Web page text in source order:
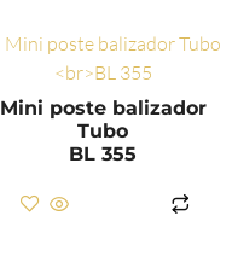
Mini poste balizador
Tubo
BL 355